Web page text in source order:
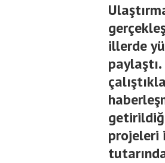
illerde
projeleri